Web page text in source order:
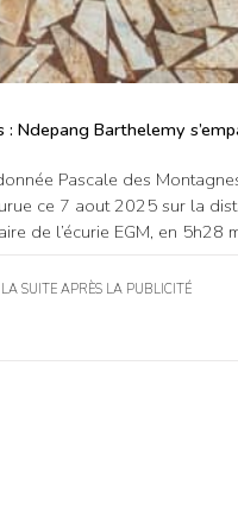
Ndepang Barthelemy
Pascale des
ce 7 aout 2025 sur la
de l’écurie EGM, en 5h28
LA SUITE APRÈS LA PUBLICITÉ